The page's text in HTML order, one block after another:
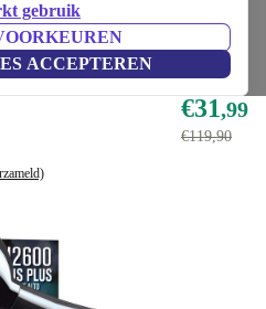
gebruik
ACCEPTEREN
Diffus
€31,99
€119,90